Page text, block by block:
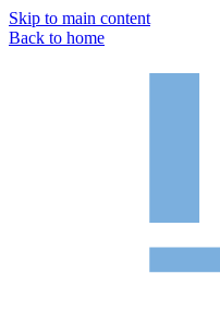
Skip to main content
Back to home